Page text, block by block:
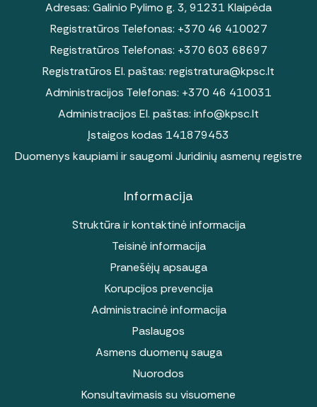
Adresas: Galinio Pylimo g. 3, 91231 Klaipėda
Registratūros Telefonas: +370 46 410027
Registratūros Telefonas: +370 603 68697
Registratūros El. paštas: registratura@kpsc.lt
Administracijos Telefonas: +370 46 410031
Administracijos El. paštas: info@kpsc.lt
Įstaigos kodas 141879453
Duomenys kaupiami ir saugomi Juridinių asmenų registre
Informacija
Struktūra ir kontaktinė informacija
Teisinė informacija
Pranešėjų apsauga
Korupcijos prevencija
Administracinė informacija
Paslaugos
Asmens duomenų sauga
Nuorodos
Konsultavimasis su visuomene